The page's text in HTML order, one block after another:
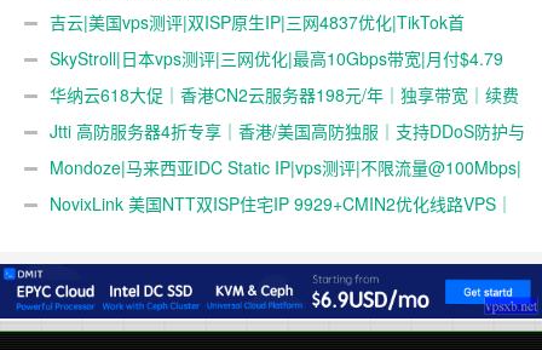
选|1T@1Gbps|月付￥47
吉云|美国vps测评|双ISP原生IP|三网4837优化|TikTok首
选|1T@1Gbps|月付￥42
SkyStroll|日本vps测评|三网优化|最高10Gbps带宽|月付$4.79
起 华纳云618大促｜香港CN2云服务器198元/年｜独享带宽｜续费
同价Jtti 高防服务器4折专享｜香港/美国高防独服｜支持DDoS防护与
压力测试
Mondoze|马来西亚IDC Static IP|vps测评|不限流量@100Mbps|
解锁奈飞&tiktok&chatgpt|电信直连
NovixLink 美国NTT双ISP住宅IP 9929+CMIN2优化线路VPS｜